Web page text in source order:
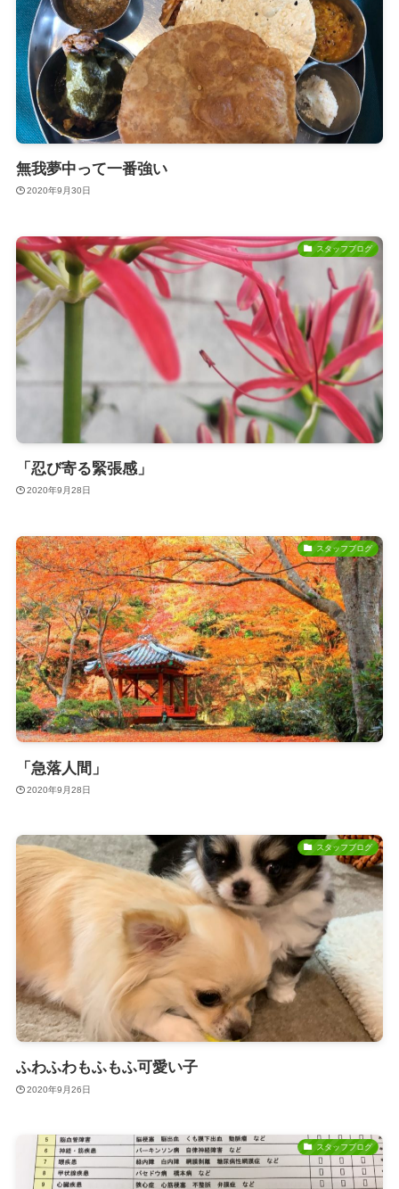
無我夢中って一番強い
2020年9月30日
スタッフブログ
「忍び寄る緊張感」
2020年9月28日
スタッフブログ
「急落人間」
2020年9月28日
スタッフブログ
ふわふわもふもふ可愛い子
2020年9月26日
スタッフブログ